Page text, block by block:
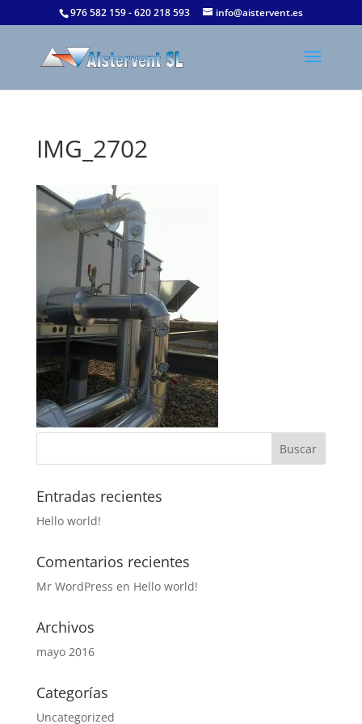
976 582 159 - 620 218 593 info@aistervent.es
IMG_2702
Entradas recientes
Hello world!
Comentarios recientes
Mr WordPress en Hello world!
Archivos
mayo 2016
Categorías
Uncategorized